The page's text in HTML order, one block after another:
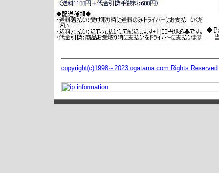
copyright(c)1998～2023 ogatama.com Rights Reserved